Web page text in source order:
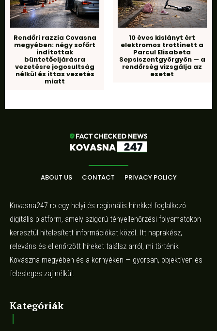
Rendőri razzia Covasna
megyében: négy sofőrt
indítottak
büntetőeljárásra
vezetésre jogosultság
nélkül és ittas vezetés
miatt
10 éves kislányt ért
elektromos trottinett a
Parcul Elisabeta
Sepsiszentgyörgyön — a
rendőrség vizsgálja az
esetet
ABOUT US CONTACT PRIVACY POLICY
Kovasna247.ro egy helyi és regionális hírekkel foglalkozó
digitális platform, amely szigorú tényellenőrzési folyamatokon
keresztül hitelesített információkat közöl. Itt naprakész,
releváns és ellenőrzött híreket találsz arról, mi történik
Kovászna megyében és a környéken — gyorsan, objektíven és
felesleges zaj nélkül.
Kategóriák